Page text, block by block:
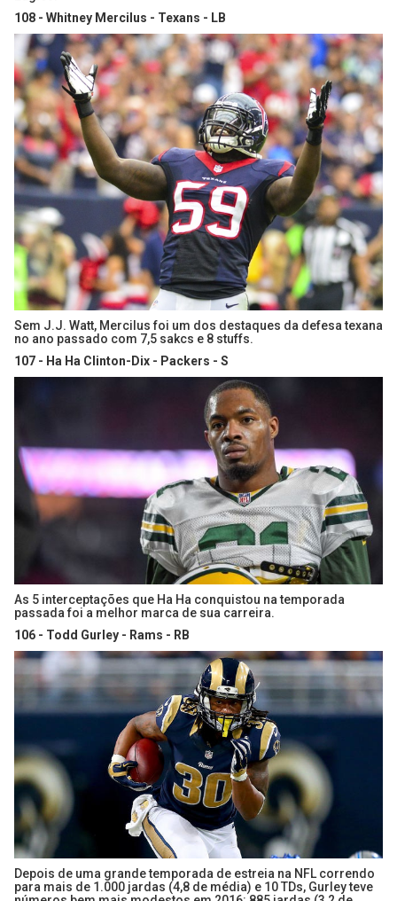
108 - Whitney Mercilus - Texans - LB
Sem J.J. Watt, Mercilus foi um dos destaques da defesa texana
no ano passado com 7,5 sakcs e 8 stuffs.
107 - Ha Ha Clinton-Dix - Packers - S
As 5 interceptações que Ha Ha conquistou na temporada
passada foi a melhor marca de sua carreira.
106 - Todd Gurley - Rams - RB
Depois de uma grande temporada de estreia na NFL correndo
para mais de 1.000 jardas (4,8 de média) e 10 TDs, Gurley teve